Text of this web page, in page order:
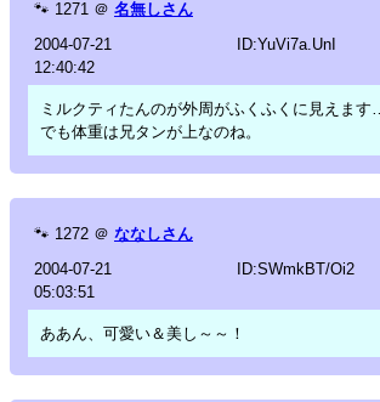
🐾 1271 ＠ 名無しさん
2004-07-21
12:40:42
ID:YuVi7a.UnI
ミルクティたんのが外周がふくふくに見えます…
でも体重は兄タンが上なのね。
🐾 1272 ＠ ななしさん
2004-07-21
05:03:51
ID:SWmkBT/Oi2
ああん、可愛い＆美し～～！